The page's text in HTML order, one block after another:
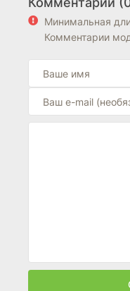
7.9 8.0
Минимальная
Комментарии